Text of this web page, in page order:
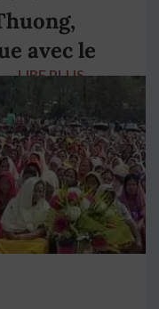
avec le
LIRE PLUS →